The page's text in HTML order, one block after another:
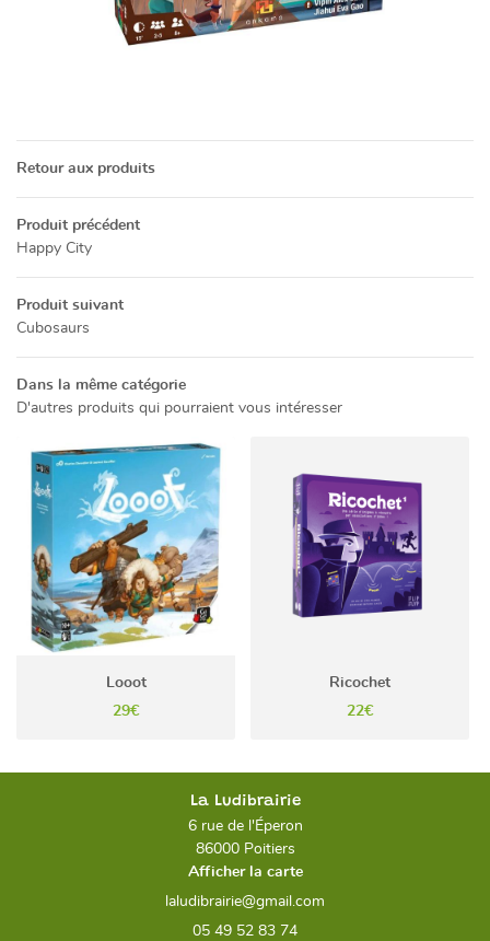
CATALOGUE
Retour aux produits
Produit précédent
Happy City
Produit suivant
Cubosaurs
Dans la même catégorie
D'autres produits qui pourraient vous intéresser
Looot
29€
Ricochet
22€
La Ludibrairie
6 rue de l'Éperon
86000 Poitiers
Afficher la carte
05 49 52 83 74